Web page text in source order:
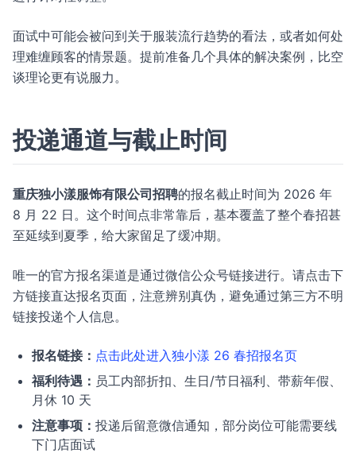
面试中可能会被问到关于服装流行趋势的看法，或者如何处
理难缠顾客的情景题。提前准备几个具体的解决案例，比空
谈理论更有说服力。
投递通道与截止时间
重庆独小漾服饰有限公司招聘的报名截止时间为 2026 年
8 月 22 日。这个时间点非常靠后，基本覆盖了整个春招甚
至延续到夏季，给大家留足了缓冲期。
唯一的官方报名渠道是通过微信公众号链接进行。请点击下
方链接直达报名页面，注意辨别真伪，避免通过第三方不明
链接投递个人信息。
报名链接： 点击此处进入独小漾 26 春招报名页
福利待遇： 员工内部折扣、生日/节日福利、带薪年假、
月休 10 天
注意事项： 投递后留意微信通知，部分岗位可能需要线
下门店面试